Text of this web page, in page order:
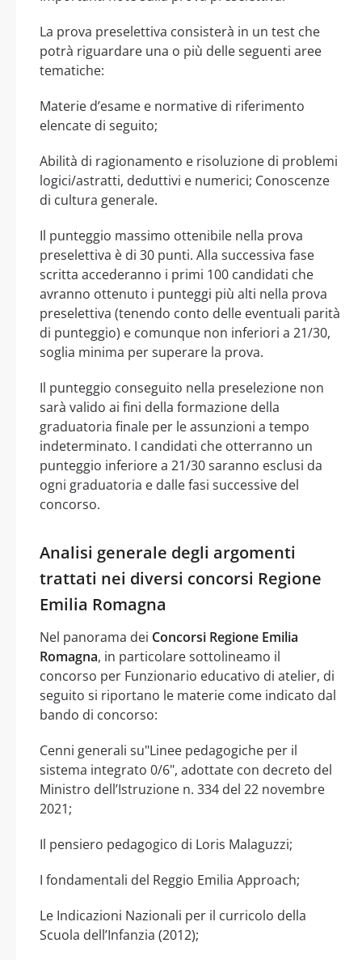
La prova preselettiva consisterà in un test che
potrà riguardare una o più delle seguenti aree
tematiche:
Materie d’esame e normative di riferimento
elencate di seguito;
Abilità di ragionamento e risoluzione di problemi
logici/astratti, deduttivi e numerici; Conoscenze
di cultura generale.
Il punteggio massimo ottenibile nella prova
preselettiva è di 30 punti. Alla successiva fase
scritta accederanno i primi 100 candidati che
avranno ottenuto i punteggi più alti nella prova
preselettiva (tenendo conto delle eventuali parità
di punteggio) e comunque non inferiori a 21/30,
soglia minima per superare la prova.
Il punteggio conseguito nella preselezione non
sarà valido ai fini della formazione della
graduatoria finale per le assunzioni a tempo
indeterminato. I candidati che otterranno un
punteggio inferiore a 21/30 saranno esclusi da
ogni graduatoria e dalle fasi successive del
concorso.
Analisi generale degli argomenti
trattati nei diversi concorsi Regione
Emilia Romagna
Nel panorama dei Concorsi Regione Emilia
Romagna, in particolare sottolineamo il
concorso per Funzionario educativo di atelier, di
seguito si riportano le materie come indicato dal
bando di concorso:
Cenni generali su"Linee pedagogiche per il
sistema integrato 0/6", adottate con decreto del
Ministro dell’Istruzione n. 334 del 22 novembre
2021;
Il pensiero pedagogico di Loris Malaguzzi;
I fondamentali del Reggio Emilia Approach;
Le Indicazioni Nazionali per il curricolo della
Scuola dell’Infanzia (2012);